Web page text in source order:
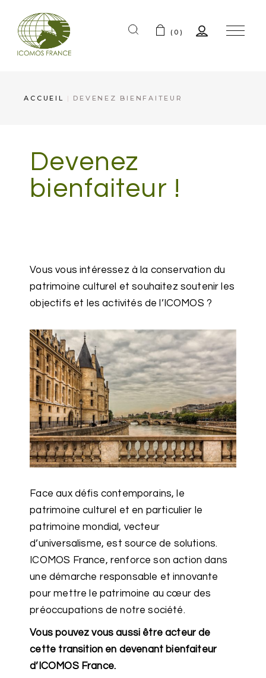
(0)
ACCUEIL DEVENEZ BIENFAITEUR
Devenez
bienfaiteur !
Vous vous intéressez à la conservation du
patrimoine culturel et souhaitez soutenir les
objectifs et les activités de l’ICOMOS ?
Face aux défis contemporains, le
patrimoine culturel et en particulier le
patrimoine mondial, vecteur
d’universalisme, est source de solutions.
ICOMOS France, renforce son action dans
une démarche responsable et innovante
pour mettre le patrimoine au cœur des
préoccupations de notre société.
Vous pouvez vous aussi être acteur de
cette transition en devenant bienfaiteur
d’ICOMOS France.